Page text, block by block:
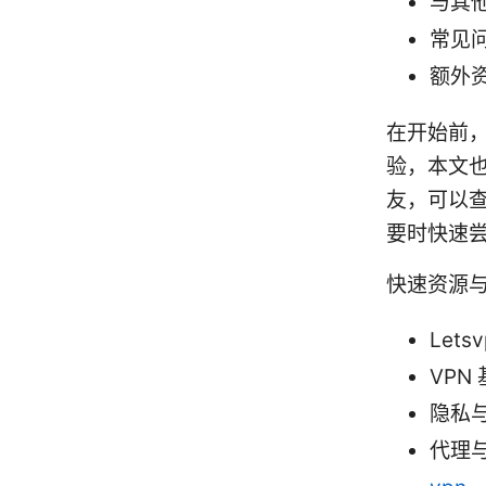
常见
额外
在开始前
验，本文
友，可以
要时快速
快速资源
VPN
隐私
代理